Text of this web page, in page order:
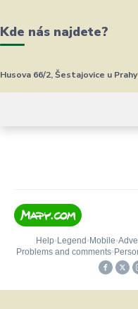
Kde nás najdete?
Husova 66/2, Šestajovice u Prahy